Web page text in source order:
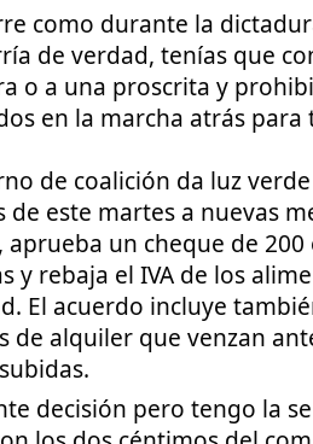
como durante la
de verdad, tenías que
o a una proscrita y
en la marcha atrás para
de coalición da luz
de este martes a nuevas
aprueba un cheque de
y rebaja el IVA de los
El acuerdo incluye
de alquiler que venzan
decisión pero tengo la